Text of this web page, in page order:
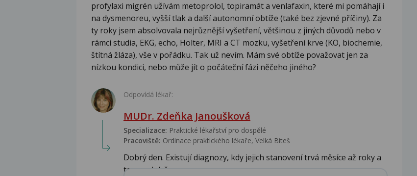
profylaxi migrén užívám metoprolol, topiramát a venlafaxin, které mi pomáhají i
na dysmenoreu, vyšší tlak a další autonomní obtíže (také bez zjevné příčiny). Za
ty roky jsem absolvovala nejrůznější vyšetření, většinou z jiných důvodů nebo v
rámci studia, EKG, echo, Holter, MRI a CT mozku, vyšetření krve (KO, biochemie,
štítná žláza), vše v pořádku. Tak už nevím. Mám své obtíže považovat jen za
nízkou kondici, nebo může jít o počáteční fázi něčeho jiného?
Odpovídá lékař:
MUDr. Zdeňka Janoušková
Specializace: Praktické lékařství pro dospělé
Pracoviště: Ordinace praktického lékaře, Velká Bíteš
Dobrý den. Existují diagnozy, kdy jejich stanovení trvá měsíce až roky a
teprve, když se pro...